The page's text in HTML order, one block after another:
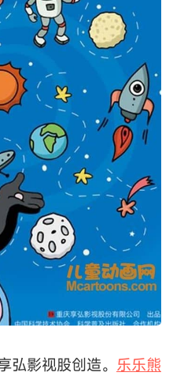
弘影视股创造。 乐乐熊